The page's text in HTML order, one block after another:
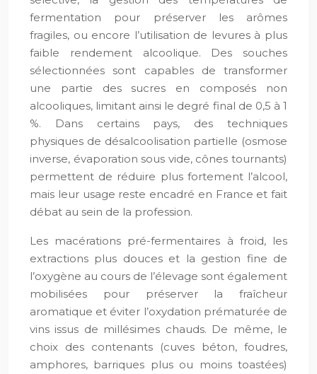
fermentation pour préserver les arômes
fragiles, ou encore l’utilisation de levures à plus
faible rendement alcoolique. Des souches
sélectionnées sont capables de transformer
une partie des sucres en composés non
alcooliques, limitant ainsi le degré final de 0,5 à 1
%. Dans certains pays, des techniques
physiques de désalcoolisation partielle (osmose
inverse, évaporation sous vide, cônes tournants)
permettent de réduire plus fortement l’alcool,
mais leur usage reste encadré en France et fait
débat au sein de la profession.
Les macérations pré-fermentaires à froid, les
extractions plus douces et la gestion fine de
l’oxygène au cours de l’élevage sont également
mobilisées pour préserver la fraîcheur
aromatique et éviter l’oxydation prématurée de
vins issus de millésimes chauds. De même, le
choix des contenants (cuves béton, foudres,
amphores, barriques plus ou moins toastées)